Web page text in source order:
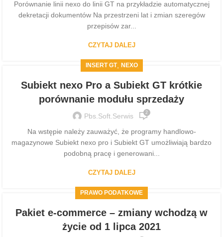
Porównanie linii nexo do linii GT na przykładzie automatycznej
dekretacji dokumentów Na przestrzeni lat i zmian szeregów
przepisów zar...
CZYTAJ DALEJ
INSERT GT, NEXO
Subiekt nexo Pro a Subiekt GT krótkie
porównanie modułu sprzedaży
Pbs.soft.serwis 2
Na wstępie należy zauważyć, że programy handlowo-
magazynowe Subiekt nexo pro i Subiekt GT umożliwiają bardzo
podobną pracę i generowani...
CZYTAJ DALEJ
PRAWO PODATKOWE
Pakiet e-commerce – zmiany wchodzą w
życie od 1 lipca 2021